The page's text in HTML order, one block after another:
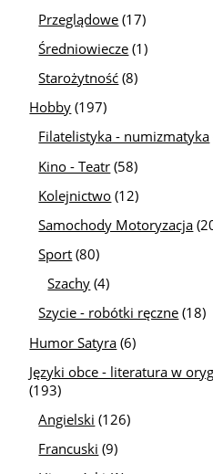
Przeglądowe (17)
Średniowiecze (1)
Starożytność (8)
Hobby (197)
Filatelistyka - numizmatyka
Kino - Teatr (58)
Kolejnictwo (12)
Samochody Motoryzacja
Sport (80)
Szachy (4)
Szycie - robótki ręczne (18)
Humor Satyra (6)
Języki obce - literatura w
(193)
Angielski (126)
Francuski (9)